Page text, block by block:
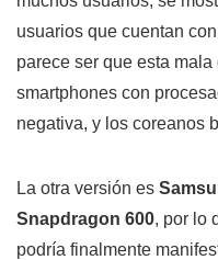
usuarios que cuentan
parece ser que esta
smartphones con
negativa, y los coreanos
La otra versión es
Snapdragon 600, por lo
podría finalmente